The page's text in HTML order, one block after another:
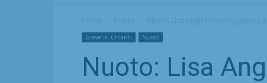
Greve in Chianti Nuoto
Nuoto: Lisa